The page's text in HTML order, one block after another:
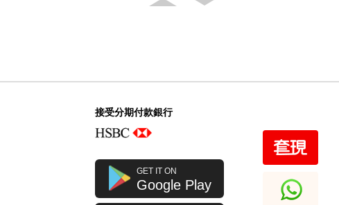
J Collection JCOLLECTION
天然鑽飾 RING W/DIAMOND 70
RDDI 0.63 CT18KW 4.45 GM
(CZ)
7,114.00
接受分期付款銀行
GET IT ON
Google Play